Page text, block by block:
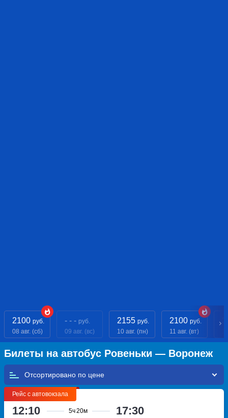
2100 руб.
08 авг. (сб)
- - - руб.
09 авг. (вс)
2155 руб.
10 авг. (пн)
2100 руб.
11 авг. (вт)
Билеты на автобус Ровеньки — Воронеж
Отсортировано по
Рейс с автовокзала
12:10 5ч20м 17:30